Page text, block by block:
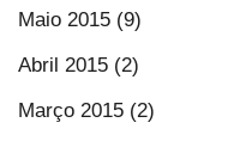
Maio 2015 (9)
Abril 2015 (2)
Março 2015 (2)